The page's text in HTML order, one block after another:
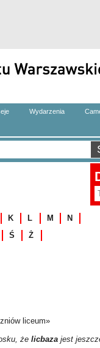
Wydarzenia
K L M
N
Ś Ż
liceum»
że licbazajest